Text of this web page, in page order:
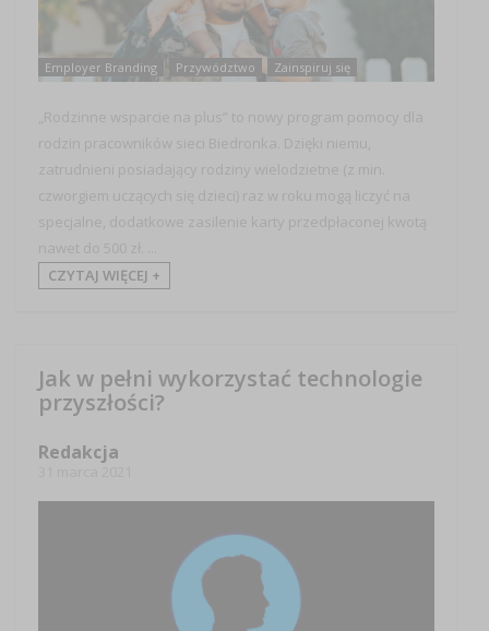
Employer Branding Przywództwo Zainspiruj się
„Rodzinne wsparcie na plus” to nowy program pomocy dla
rodzin pracowników sieci Biedronka. Dzięki niemu,
zatrudnieni posiadający rodziny wielodzietne (z min.
czworgiem uczących się dzieci) raz w roku mogą liczyć na
specjalne, dodatkowe zasilenie karty przedpłaconej kwotą
nawet do 500 zł. ...
CZYTAJ WIĘCEJ +
Jak w pełni wykorzystać technologie
przyszłości?
Redakcja